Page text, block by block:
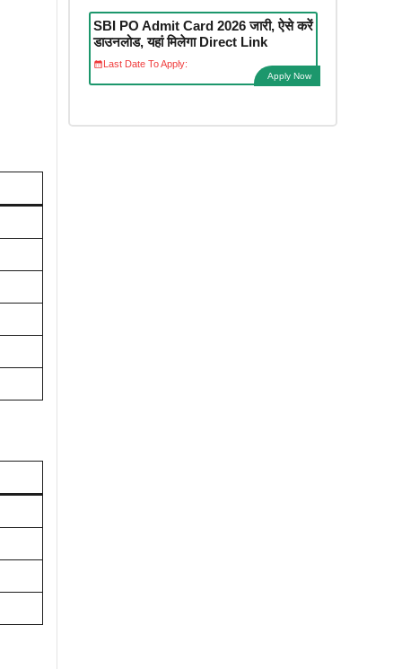
SBI PO Admit Card 2026 जारी, ऐसे करें
डाउनलोड, यहां मिलेगा Direct Link
Last Date To Apply:
Apply Now